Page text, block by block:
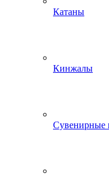
Катаны
Кинжалы
Сувенирные